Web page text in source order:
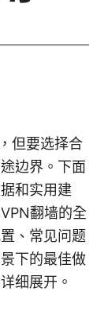
但要选择合
边界。下面
和实用建
翻墙的全
、常见问题
下的最佳做
细展开。